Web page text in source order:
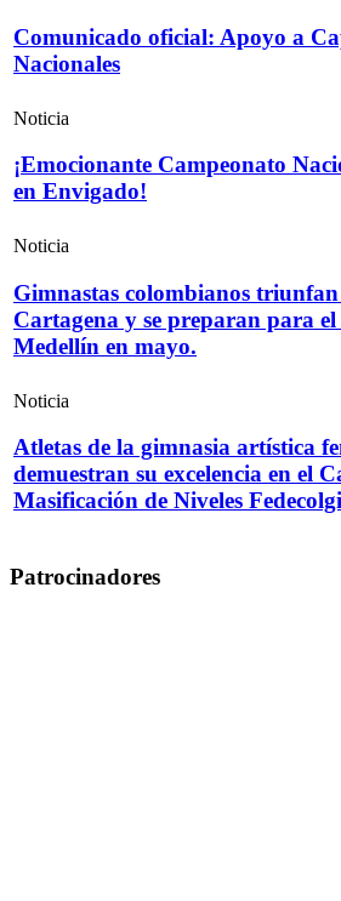
Comunicado oficial: Apoyo a
Nacionales
Noticia
¡Emocionante Campeonato
en Envigado!
Noticia
Gimnastas colombianos
Cartagena y se preparan para
Medellín en mayo.
Noticia
Atletas de la gimnasia artística
demuestran su excelencia en el
Masificación de Niveles
Patrocinadores